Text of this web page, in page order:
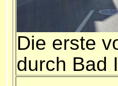
Die erste v
durch Bad